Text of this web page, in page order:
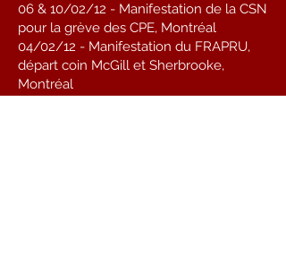
06 & 10/02/12 - Manifestation de la CSN
pour la grève des CPE, Montréal
04/02/12 - Manifestation du FRAPRU,
départ coin McGill et Sherbrooke,
Montréal